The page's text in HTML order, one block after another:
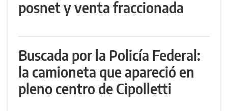
posnet y venta fraccionada
Buscada por la Policía Federal:
la camioneta que apareció en
pleno centro de Cipolletti